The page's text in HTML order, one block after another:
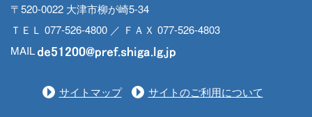
〒520-0022 大津市柳が崎5-34
ＴＥＬ 077-526-4800 ／ ＦＡＸ 077-526-4803
MAIL
サイトマップ サイトのご利用について